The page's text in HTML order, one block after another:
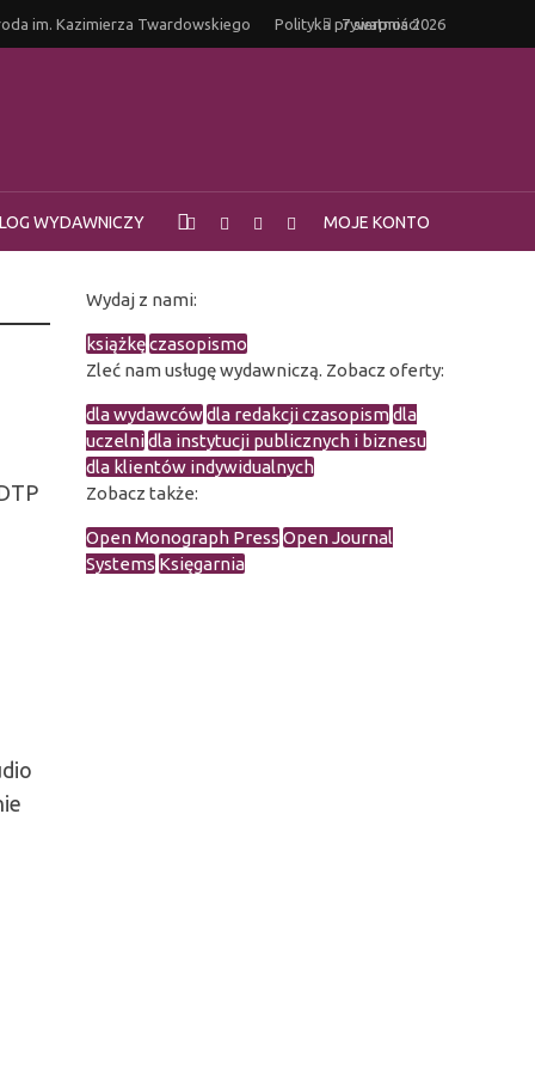
im. Kazimierza Twardowskiego Polityka prywatności
7 sierpnia 2026
WYDAWNICZY MOJE KONTO
Wydaj z nami:
książkęczasopismo
Zleć nam usługę wydawniczą. Zobacz oferty:
dla wydawcówdla redakcji czasopismdla
uczelnidla instytucji publicznych i biznesu
dla klientów indywidualnych
Zobacz także:
Open Monograph Press Open Journal
Systems Księgarnia